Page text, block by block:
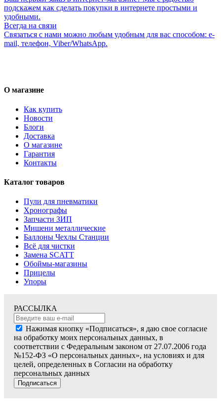
подскажем как сделать покупки в интернете простыми и
удобными.
Всегда на связи
Связаться с нами можно любым удобным для вас способом: e-
mail, телефон, Viber/WhatsApp.
О магазине
Как купить
Новости
Блоги
Доставка
О магазине
Гарантия
Контакты
Каталог товаров
Пули для пневматики
Хронографы
Запчасти ЗИП
Мишени металлические
Баллоны Чехлы Станции
Всё для чистки
Замена SCATT
Обоймы-магазины
Прицелы
Упоры
РАССЫЛКА
Нажимая кнопку «Подписаться», я даю свое согласие
на обработку моих персональных данных, в
соответствии с Федеральным законом от 27.07.2006 года
№152-ФЗ «О персональных данных», на условиях и для
целей, определенных в Согласии на обработку
персональных данных
Подписаться